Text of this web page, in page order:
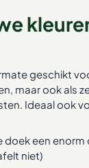
geschikt
maar ook als
Ideaal ook
een
niet)